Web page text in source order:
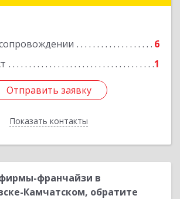
6
1
Отправить заявку
Показать контакты
Отправить заявку
Назад
франчайзи в
Камчатском, обратите